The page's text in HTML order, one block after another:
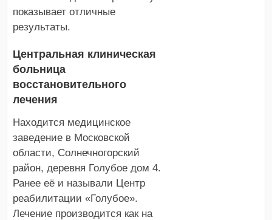
показывает отличные
результаты.
Центральная клиническая
больница
восстановительного
лечения
Находится медицинское
заведение в Московской
области, Солнечногорский
район, деревня Голубое дом 4.
Ранее её и называли Центр
реабилитации «Голубое».
Лечение производится как на